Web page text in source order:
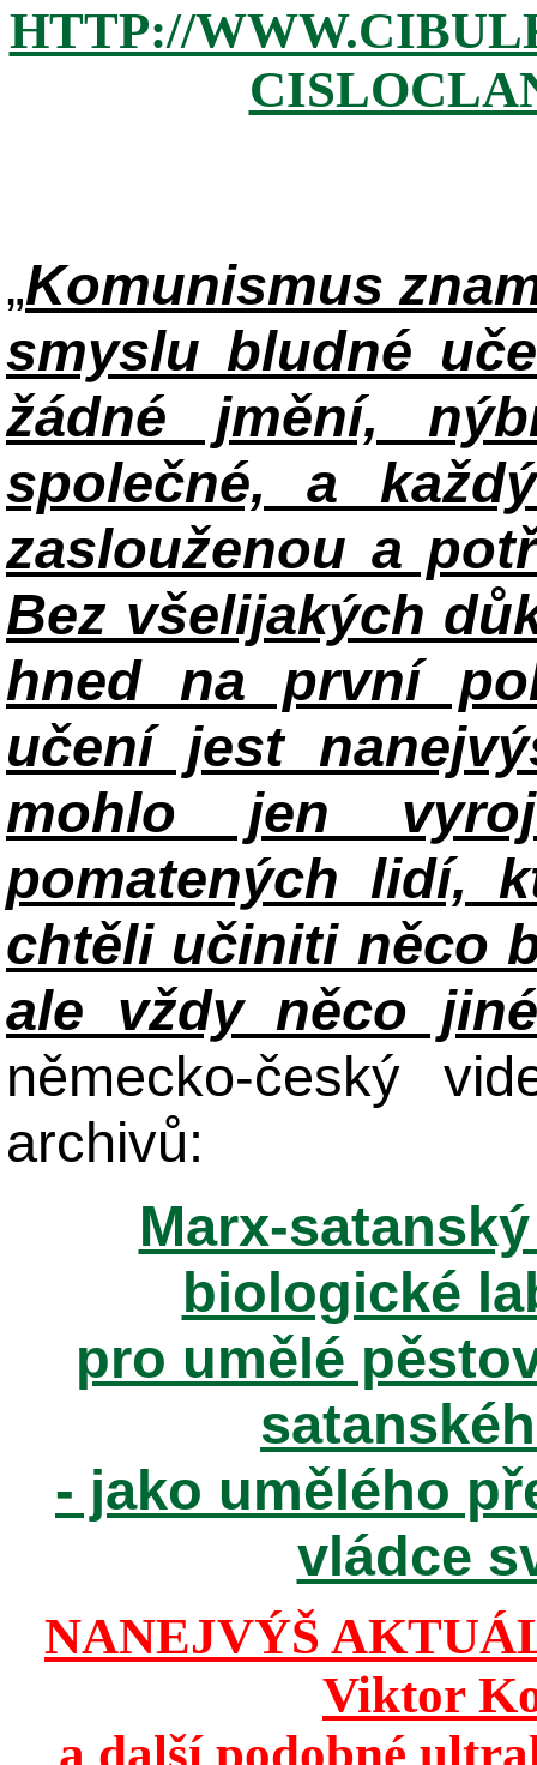
HTTP://
„Komunismus
smyslu bludné
žádné jmění,
společné, a
zaslouženou a
Bez všelijakých
hned na první
učení jest
mohlo jen
pomatených lidí,
chtěli učiniti něco
ale vždy něco
německo-český
archivů:
Marx-
biologické
pro umělé
- jako umělého
vládce
NANEJVÝŠ
Viktor
a další podobné